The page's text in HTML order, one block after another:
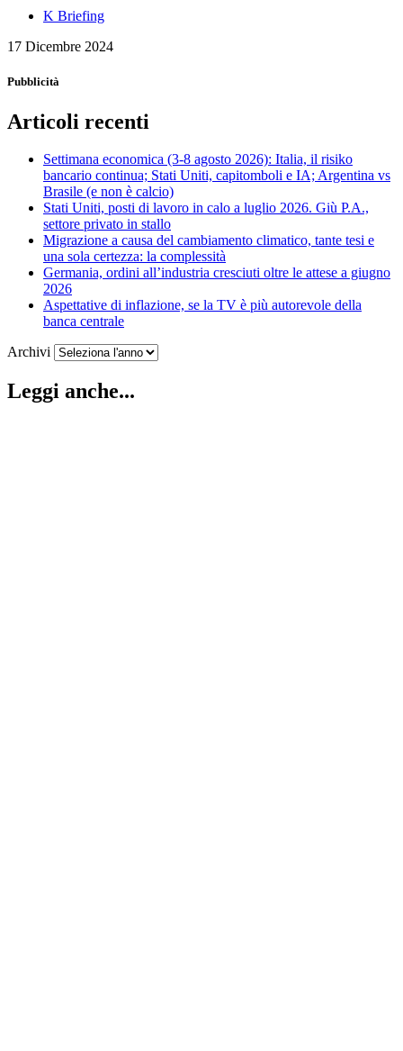
K Briefing
17 Dicembre 2024
Pubblicità
Articoli recenti
Settimana economica (3-8 agosto 2026): Italia, il risiko
bancario continua; Stati Uniti, capitomboli e IA; Argentina vs
Brasile (e non è calcio)
Stati Uniti, posti di lavoro in calo a luglio 2026. Giù P.A.,
settore privato in stallo
Migrazione a causa del cambiamento climatico, tante tesi e
una sola certezza: la complessità
Germania, ordini all’industria cresciuti oltre le attese a giugno
2026
Aspettative di inflazione, se la TV è più autorevole della
banca centrale
Archivi
Leggi anche...